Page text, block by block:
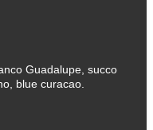
Guadalupe, succo
blue curacao.